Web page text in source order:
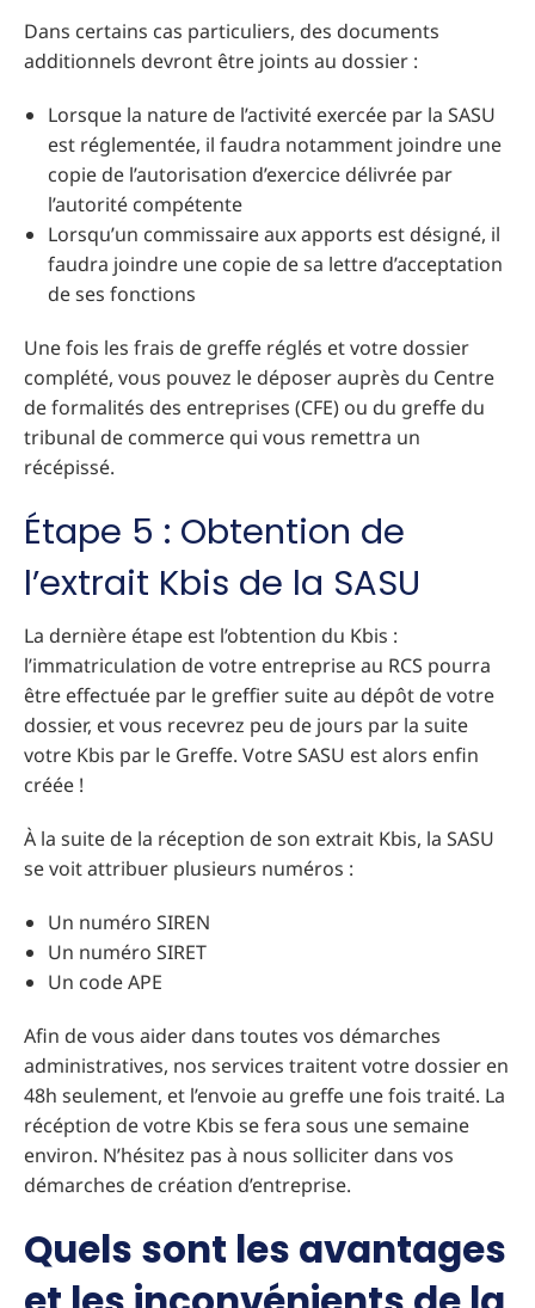
Dans certains cas particuliers, des documents
additionnels devront être joints au dossier :
Lorsque la nature de l’activité exercée par la SASU
est réglementée, il faudra notamment joindre une
copie de l’autorisation d’exercice délivrée par
l’autorité compétente
Lorsqu’un commissaire aux apports est désigné, il
faudra joindre une copie de sa lettre d’acceptation
de ses fonctions
Une fois les frais de greffe réglés et votre dossier
complété, vous pouvez le déposer auprès du Centre
de formalités des entreprises (CFE) ou du greffe du
tribunal de commerce qui vous remettra un
récépissé.
Étape 5 : Obtention de
l’extrait Kbis de la SASU
La dernière étape est l’obtention du Kbis :
l’immatriculation de votre entreprise au RCS pourra
être effectuée par le greffier suite au dépôt de votre
dossier, et vous recevrez peu de jours par la suite
votre Kbis par le Greffe. Votre SASU est alors enfin
créée !
À la suite de la réception de son extrait Kbis, la SASU
se voit attribuer plusieurs numéros :
Un numéro SIREN
Un numéro SIRET
Un code APE
Afin de vous aider dans toutes vos démarches
administratives, nos services traitent votre dossier en
48h seulement, et l’envoie au greffe une fois traité. La
récéption de votre Kbis se fera sous une semaine
environ. N’hésitez pas à nous solliciter dans vos
démarches de création d’entreprise.
Quels sont les avantages